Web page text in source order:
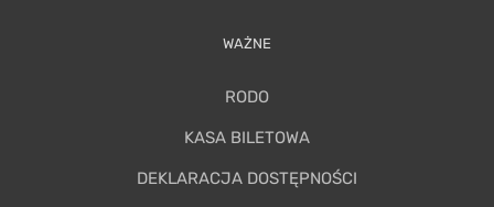
WAŻNE
RODO
KASA BILETOWA
DEKLARACJA DOSTĘPNOŚCI